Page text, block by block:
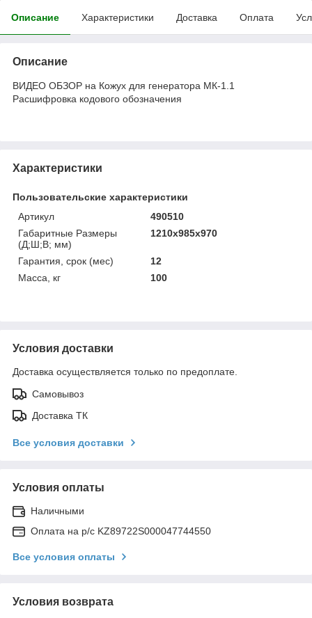
Описание Характеристики Доставка Оплата
Описание
ВИДЕО ОБЗОР на Кожух для генератора МК-1.1
Расшифровка кодового обозначения
Характеристики
Пользовательские характеристики
Артикул
490510
Габаритные Размеры
(Д;Ш;В; мм)
1210х985х970
Гарантия, срок (мес)
12
Масса, кг
100
Условия доставки
Доставка осуществляется только по предоплате.
Самовывоз
Доставка ТК
Все условия доставки
Условия оплаты
Наличными
Оплата на р/с KZ89722S000047744550
Все условия оплаты
Условия возврата